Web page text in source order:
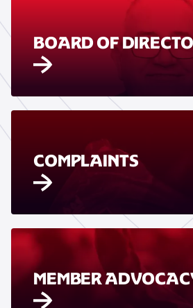
BOARD OF
COMPLAINTS
MEMBER